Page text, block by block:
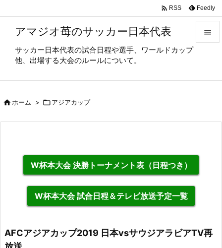
アマジオ苺のサッカー日本代表
サッカー日本代表の試合日程や選手、ワールドカップ
他、出場する大会のルールについて。


 RSS Feedly
ホーム > アジアカップ
W杯本大会 決勝トーナメント表（日程つき）
W杯本大会 試合日程＆テレビ放送予定一覧
AFCアジアカップ2019 日本vsサウジアラビアTV再